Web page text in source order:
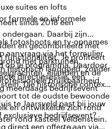
suites en lofts
formele en informele
fotoshoots en tv-opnames
aanvraag via het formulier
op je programma. Daardoor
directiesessie, een
meerdaags bedrijfsevent
sinds 2018 een
Daarbij zijn
en gecombineerd met
functionaliteit. Je profiteert
historisch landgoed, zonder
bruikbaarheid.
met parktuinen,
eilanden en de
Die historische context
tot de oudste bewoonde
en ontwikkelde zich rond
rond kasteel Veldenstein.
te Jaarsveld past bij jouw
bedrijfsevent?
direct een offerte aan via